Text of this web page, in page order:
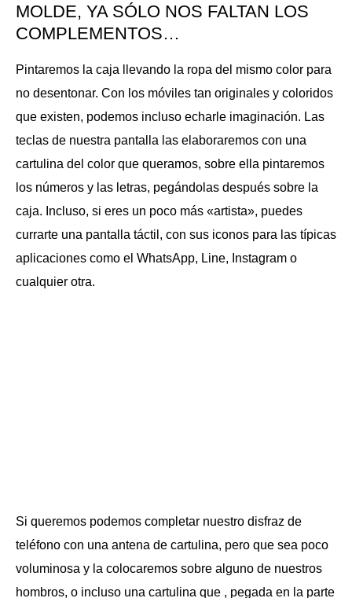
MOLDE, YA SÓLO NOS FALTAN LOS
COMPLEMENTOS…
Pintaremos la caja llevando la ropa del mismo color para
no desentonar. Con los móviles tan originales y coloridos
que existen, podemos incluso echarle imaginación. Las
teclas de nuestra pantalla las elaboraremos con una
cartulina del color que queramos, sobre ella pintaremos
los números y las letras, pegándolas después sobre la
caja. Incluso, si eres un poco más «artista», puedes
currarte una pantalla táctil, con sus iconos para las típicas
aplicaciones como el WhatsApp, Line, Instagram o
cualquier otra.
Si queremos podemos completar nuestro disfraz de
teléfono con una antena de cartulina, pero que sea poco
voluminosa y la colocaremos sobre alguno de nuestros
hombros, o incluso una cartulina que , pegada en la parte